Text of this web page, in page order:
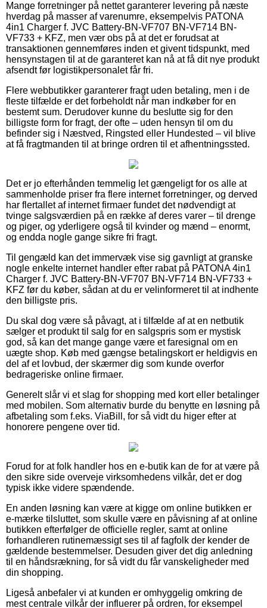
Mange forretninger på nettet garanterer levering på næste
hverdag på masser af varenumre, eksempelvis PATONA
4in1 Charger f. JVC Battery-BN-VF707 BN-VF714 BN-
VF733 + KFZ, men vær obs på at det er forudsat at
transaktionen gennemføres inden et givent tidspunkt, med
hensynstagen til at de garanteret kan nå at få dit nye produkt
afsendt før logistikpersonalet får fri.
Flere webbutikker garanterer fragt uden betaling, men i de
fleste tilfælde er det forbeholdt når man indkøber for en
bestemt sum. Derudover kunne du beslutte sig for den
billigste form for fragt, der ofte – uden hensyn til om du
befinder sig i Næstved, Ringsted eller Hundested – vil blive
at få fragtmanden til at bringe ordren til et afhentningssted.
Det er jo efterhånden temmelig let gængeligt for os alle at
sammenholde priser fra flere internet forretninger, og derved
har flertallet af internet firmaer fundet det nødvendigt at
tvinge salgsværdien på en række af deres varer – til drenge
og piger, og yderligere også til kvinder og mænd – enormt,
og endda nogle gange sikre fri fragt.
Til gengæld kan det immervæk vise sig gavnligt at granske
nogle enkelte internet handler efter rabat på PATONA 4in1
Charger f. JVC Battery-BN-VF707 BN-VF714 BN-VF733 +
KFZ før du køber, sådan at du er velinformeret til at indhente
den billigste pris.
Du skal dog være så påvagt, at i tilfælde af at en netbutik
sælger et produkt til salg for en salgspris som er mystisk
god, så kan det mange gange være et faresignal om en
uægte shop. Køb med gængse betalingskort er heldigvis en
del af et lovbud, der skærmer dig som kunde overfor
bedrageriske online firmaer.
Generelt slår vi et slag for shopping med kort eller betalinger
med mobilen. Som alternativ burde du benytte en løsning på
afbetaling som f.eks. ViaBill, for så vidt du higer efter at
honorere pengene over tid.
Forud for at folk handler hos en e-butik kan de for at være på
den sikre side overveje virksomhedens vilkår, det er dog
typisk ikke videre spændende.
En anden løsning kan være at kigge om online butikken er
e-mærke tilsluttet, som skulle være en påvisning af at online
butikken efterfølger de officielle regler, samt at online
forhandleren rutinemæssigt ses til af fagfolk der kender de
gældende bestemmelser. Desuden giver det dig anledning
til en håndsrækning, for så vidt du får vanskeligheder med
din shopping.
Ligeså anbefaler vi at kunden er omhyggelig omkring de
mest centrale vilkår der influerer på ordren, for eksempel